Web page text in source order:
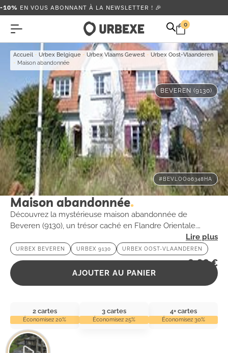
-10% EN VOUS ABONNANT À LA NEWSLETTER ! 🎉
0
Accueil - Urbex Belgique - Urbex Vlaams Gewest - Urbex Oost-Vlaanderen
- Maison abandonnée
BEVEREN (9130)
#BEVLOO06348HA
Maison abandonnée
Découvrez la mystérieuse maison abandonnée de
Beveren (9130), un trésor caché en Flandre Orientale.
Plongez dans l’atmosphère intrigante de cet endroit
marqué par le temps.
URBEX BEVEREN URBEX 9130 URBEX OOST-VLAANDEREN
2,99€
AJOUTER AU PANIER
2 cartes
Économisez 20%
3 cartes
Économisez 25%
4+ cartes
Économisez 30%